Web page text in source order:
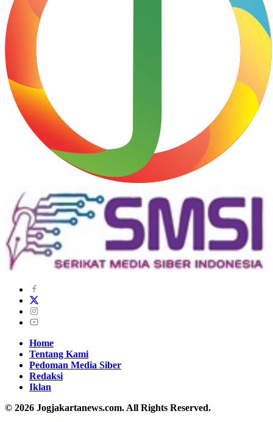
Home
Tentang Kami
Pedoman Media Siber
Redaksi
Iklan
© 2026 Jogjakartanews.com. All Rights Reserved.